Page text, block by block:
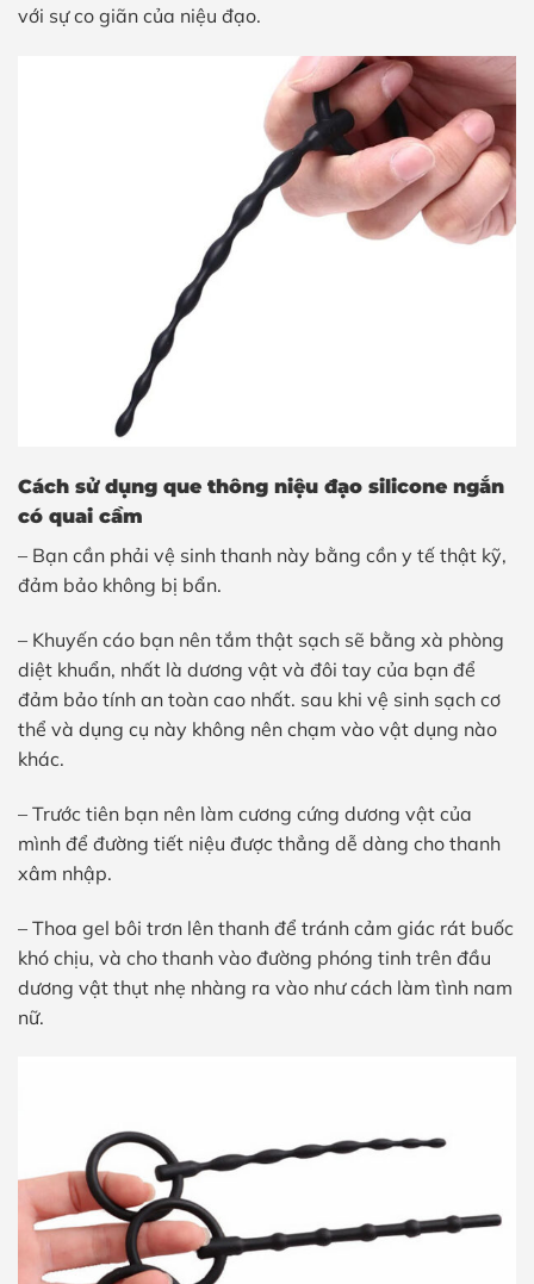
với sự co giãn của niệu đạo.
Cách sử dụng que thông niệu đạo silicone ngắn
có quai cầm
– Bạn cần phải vệ sinh thanh này bằng cồn y tế thật kỹ,
đảm bảo không bị bẩn.
– Khuyến cáo bạn nên tắm thật sạch sẽ bằng xà phòng
diệt khuẩn, nhất là dương vật và đôi tay của bạn để
đảm bảo tính an toàn cao nhất. sau khi vệ sinh sạch cơ
thể và dụng cụ này không nên chạm vào vật dụng nào
khác.
– Trước tiên bạn nên làm cương cứng dương vật của
mình để đường tiết niệu được thẳng dễ dàng cho thanh
xâm nhập.
– Thoa gel bôi trơn lên thanh để tránh cảm giác rát buốc
khó chịu, và cho thanh vào đường phóng tinh trên đầu
dương vật thụt nhẹ nhàng ra vào như cách làm tình nam
nữ.